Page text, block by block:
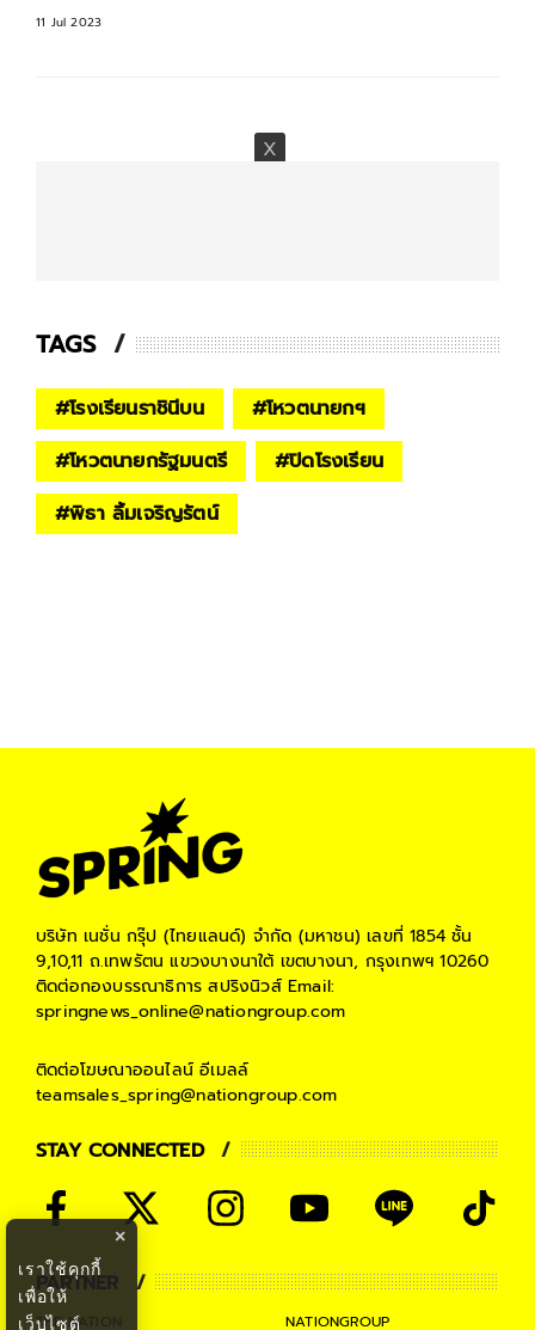
11 Jul 2023
TAGS
#โรงเรียนราชินีบน #โหวตนายกฯ
#โหวตนายกรัฐมนตรี #ปิดโรงเรียน
#พิธา ลิ้มเจริญรัตน์
บริษัท เนชั่น กรุ๊ป (ไทยแลนด์) จำกัด (มหาชน) เลขที่ 1854 ชั้น
9,10,11 ถ.เทพรัตน แขวงบางนาใต้ เขตบางนา, กรุงเทพฯ 10260
ติดต่อกองบรรณาธิการ สปริงนิวส์Email:
springnews_online@nationgroup.com
ติดต่อโฆษณาออนไลน์ อีเมลล์
teamsales_spring@nationgroup.com
STAY CONNECTED
PARTNER
THE NATION NATIONGROUP
×
เราใช้คุกกี้
เพื่อให้
เว็บไซต์